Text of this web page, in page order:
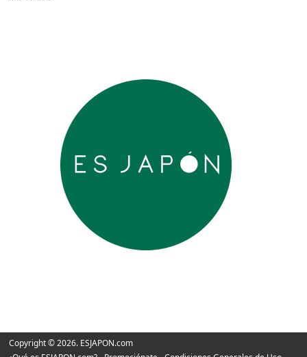
Copyright © 2026. ESJAPON.com